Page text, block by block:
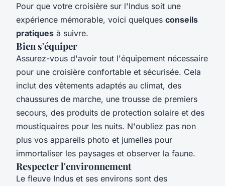
Pour que votre croisière sur l'Indus soit une
expérience mémorable, voici quelques conseils
pratiques à suivre.
Bien s'équiper
Assurez-vous d'avoir tout l'équipement nécessaire
pour une croisière confortable et sécurisée. Cela
inclut des vêtements adaptés au climat, des
chaussures de marche, une trousse de premiers
secours, des produits de protection solaire et des
moustiquaires pour les nuits. N'oubliez pas non
plus vos appareils photo et jumelles pour
immortaliser les paysages et observer la faune.
Respecter l'environnement
Le fleuve Indus et ses environs sont des